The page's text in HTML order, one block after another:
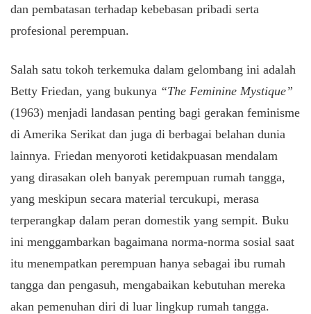
dan pembatasan terhadap kebebasan pribadi serta
profesional perempuan.
Salah satu tokoh terkemuka dalam gelombang ini adalah
Betty Friedan, yang bukunya “The Feminine Mystique”
(1963) menjadi landasan penting bagi gerakan feminisme
di Amerika Serikat dan juga di berbagai belahan dunia
lainnya. Friedan menyoroti ketidakpuasan mendalam
yang dirasakan oleh banyak perempuan rumah tangga,
yang meskipun secara material tercukupi, merasa
terperangkap dalam peran domestik yang sempit. Buku
ini menggambarkan bagaimana norma-norma sosial saat
itu menempatkan perempuan hanya sebagai ibu rumah
tangga dan pengasuh, mengabaikan kebutuhan mereka
akan pemenuhan diri di luar lingkup rumah tangga.